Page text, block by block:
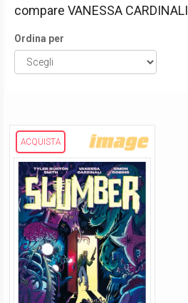
compare VANESSA CARDINALI
Ordina per
ACQUISTA